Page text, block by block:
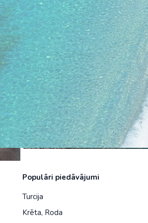
Populāri piedāvājumi
Turcija
Krēta, Roda